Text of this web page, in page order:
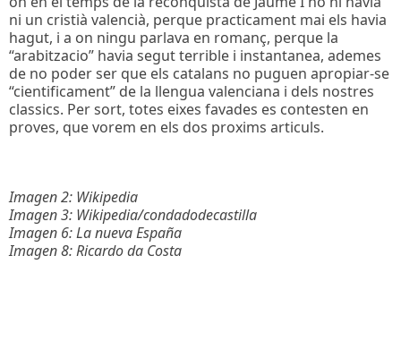
ni un cristià valencià, perque practicament mai els havia
hagut, i a on ningu parlava en romanç, perque la
“arabitzacio” havia segut terrible i instantanea, ademes
de no poder ser que els catalans no puguen apropiar-se
“cientificament” de la llengua valenciana i dels nostres
classics. Per sort, totes eixes favades es contesten en
proves, que vorem en els dos proxims articuls.
Imagen 2: Wikipedia
Imagen 3: Wikipedia/condadodecastilla
Imagen 6: La nueva España
Imagen 8: Ricardo da Costa